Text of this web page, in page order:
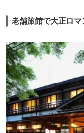
老舗旅館で大正ロマ